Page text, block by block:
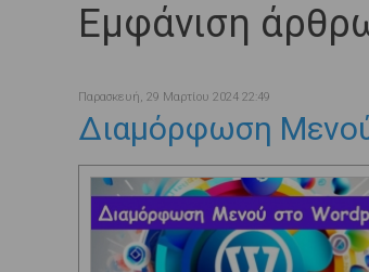
Εμφάνιση
Παρασκευή, 29 Μαρτίου 2024 22:49
Διαμόρφωση